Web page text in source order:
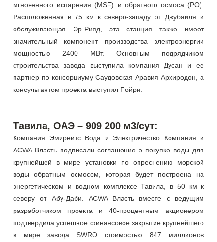
мгновенного испарения (MSF) и обратного осмоса (РО).
Расположенная в 75 км к северо-западу от Джубайля и
обслуживающая Эр-Рияд, эта станция также имеет
значительный компонент производства электроэнергии
мощностью 2400 МВт. Основным подрядчиком
строительства завода выступила компания Дусан и ее
партнер по консорциуму Саудовская Аравия Архиродон, а
консультантом проекта выступил Пойри.
Тавила, ОАЭ – 909 200 м3/сут:
Компания Эмирейтс Вода и Электричество Компания и
ACWA Власть подписали соглашение о покупке воды для
крупнейшей в мире установки по опреснению морской
воды обратным осмосом, которая будет построена на
энергетическом и водном комплексе Тавила, в 50 км к
северу от Абу-Даби. ACWA Власть вместе с ведущим
разработчиком проекта и 40-процентным акционером
подтвердила успешное финансовое закрытие крупнейшего
в мире завода SWRO стоимостью 847 миллионов